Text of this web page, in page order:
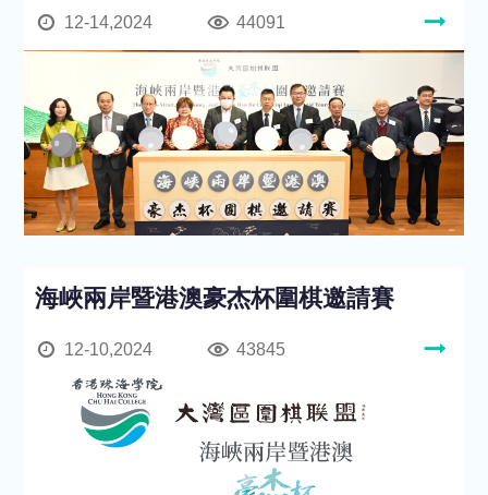
12-14,2024 44091
海峽兩岸暨港澳豪杰杯圍棋邀請賽
12-10,2024 43845